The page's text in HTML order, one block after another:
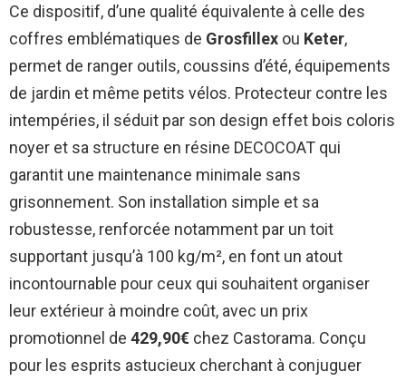
Ce dispositif, d’une qualité équivalente à celle des
coffres emblématiques de Grosfillex ou Keter,
permet de ranger outils, coussins d’été, équipements
de jardin et même petits vélos. Protecteur contre les
intempéries, il séduit par son design effet bois coloris
noyer et sa structure en résine DECOCOAT qui
garantit une maintenance minimale sans
grisonnement. Son installation simple et sa
robustesse, renforcée notamment par un toit
supportant jusqu’à 100 kg/m², en font un atout
incontournable pour ceux qui souhaitent organiser
leur extérieur à moindre coût, avec un prix
promotionnel de 429,90€ chez Castorama. Conçu
pour les esprits astucieux cherchant à conjuguer